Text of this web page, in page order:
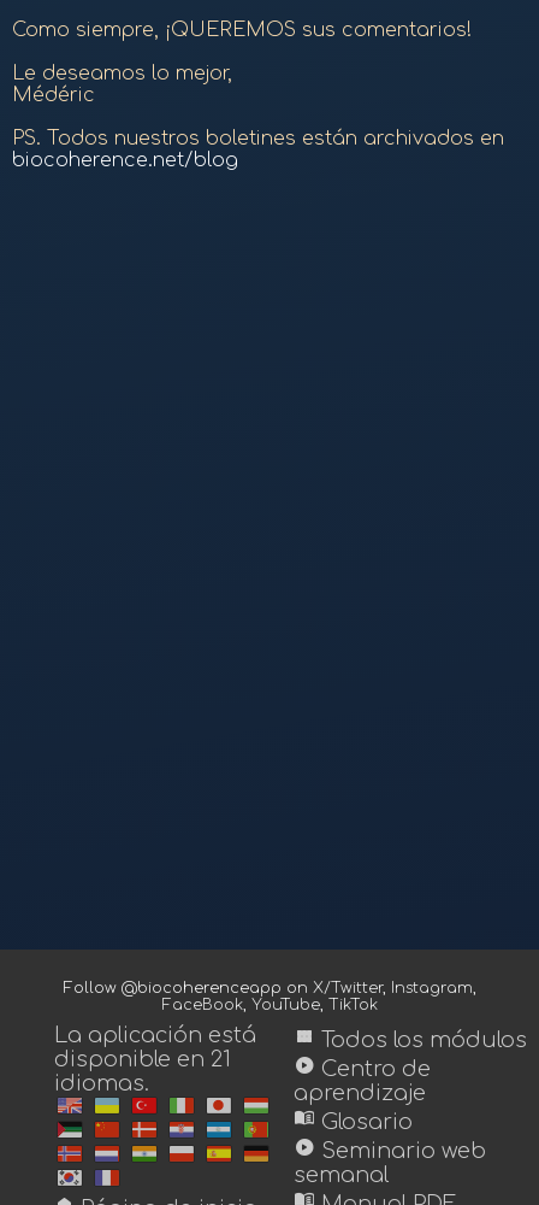
Como siempre, ¡QUEREMOS sus comentarios!
Le deseamos lo mejor,
Médéric
PS. Todos nuestros boletines están archivados en
biocoherence.net/blog
Follow @biocoherenceapp on X/Twitter, Instagram,
FaceBook, YouTube, TikTok
La aplicación está
disponible en 21
idiomas.
view_module Todos los módulos
play_circle Centro de
aprendizaje
menu_book Glosario
play_circle Seminario web
semanal